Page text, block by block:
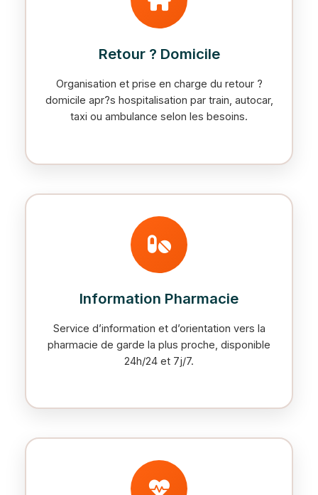
Retour ? Domicile
Organisation et prise en charge du retour ?
domicile apr?s hospitalisation par train, autocar,
taxi ou ambulance selon les besoins.
Information Pharmacie
Service d’information et d’orientation vers la
pharmacie de garde la plus proche, disponible
24h/24 et 7j/7.